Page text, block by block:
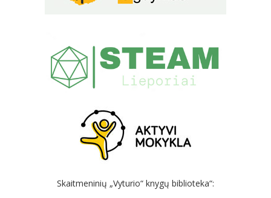
Skaitmeninių „Vyturio“ knygų biblioteka“: